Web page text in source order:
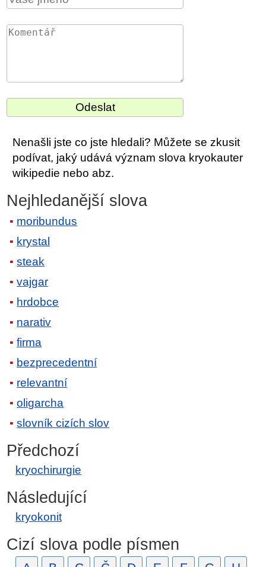
Nenašli jste co jste hledali? Můžete se zkusit
podívat, jaký udává význam slova kryokauter
wikipedie nebo abz.
Nejhledanější slova
moribundus
krystal
steak
vajgar
hrdobce
narativ
firma
bezprecedentní
relevantní
oligarcha
slovník cizích slov
Předchozí
kryochirurgie
Následující
kryokonit
Cizí slova podle písmen